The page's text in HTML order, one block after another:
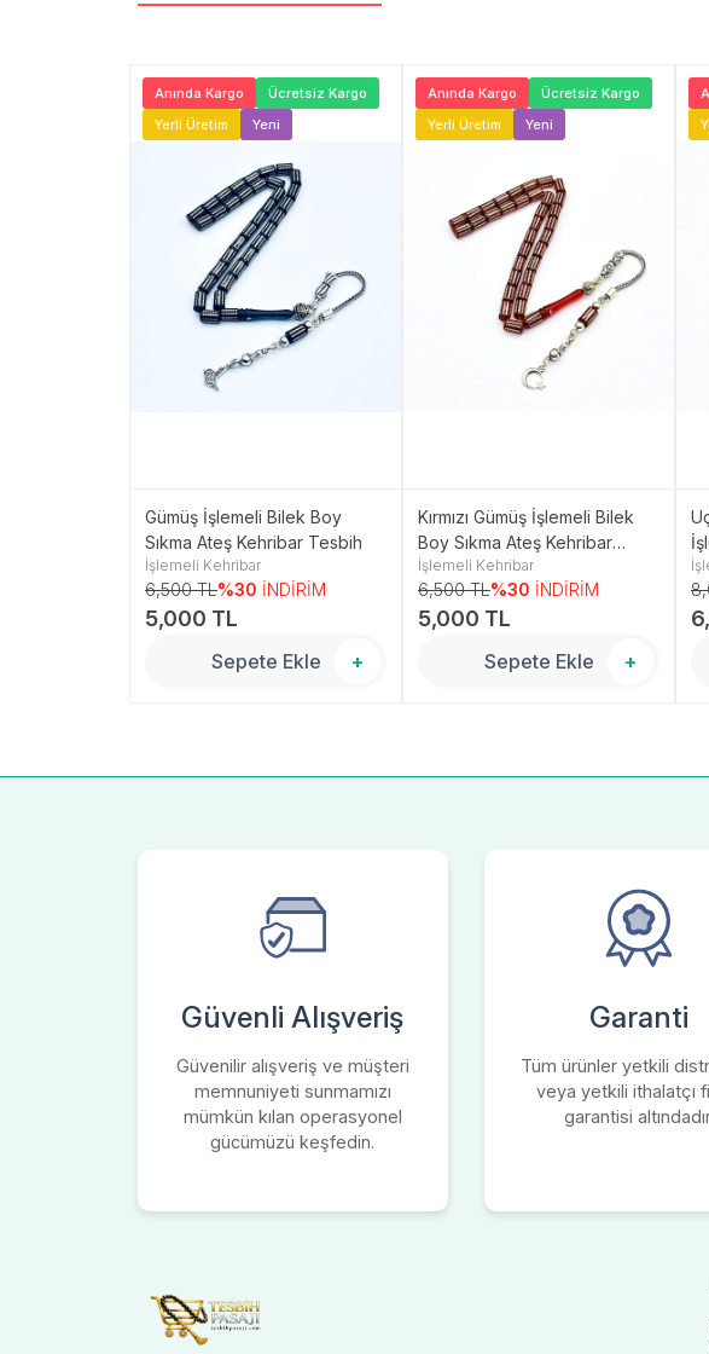
Anında Kargo
Ücretsiz Kargo
Yerli Üretim
Yeni
Gümüş İşlemeli Bilek Boy
Sıkma Ateş Kehribar Tesbih
İşlemeli Kehribar
6,500 TL%30 İNDİRİM
5,000 TL
Sepete Ekle +
Anında Kargo
Ücretsiz Kargo
Yerli Üretim
Yeni
Kırmızı Gümüş İşlemeli Bilek
Boy Sıkma Ateş Kehribar
Tesbih
İşlemeli Kehribar
6,500 TL%30 İNDİRİM
5,000 TL
Sepete Ekle +
Güvenli Alışveriş
Güvenilir alışveriş ve müşteri
memnuniyeti sunmamızı
mümkün kılan operasyonel
gücümüzü keşfedin.
Garanti
Tüm ürünler yetkili
veya yetkili ithalatçı
garantisi